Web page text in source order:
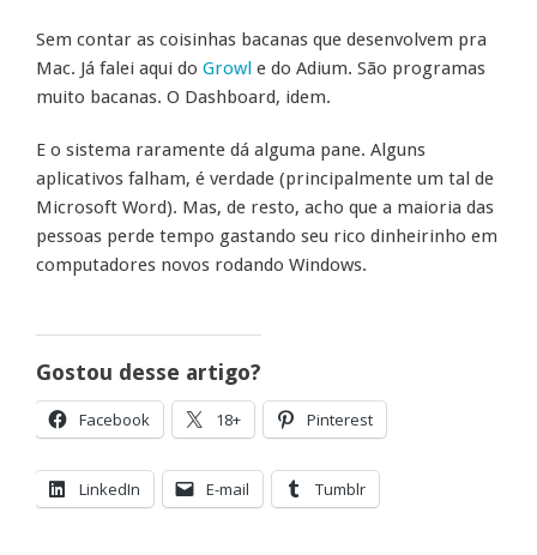
Sem contar as coisinhas bacanas que desenvolvem pra
Mac. Já falei aqui do Growl e do Adium. São programas
muito bacanas. O Dashboard, idem.
E o sistema raramente dá alguma pane. Alguns
aplicativos falham, é verdade (principalmente um tal de
Microsoft Word). Mas, de resto, acho que a maioria das
pessoas perde tempo gastando seu rico dinheirinho em
computadores novos rodando Windows.
Gostou desse artigo?
Facebook 18+ Pinterest
LinkedIn E-mail Tumblr